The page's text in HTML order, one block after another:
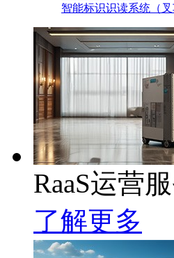
智能标识识读系统（叉
RaaS运营
了解更多